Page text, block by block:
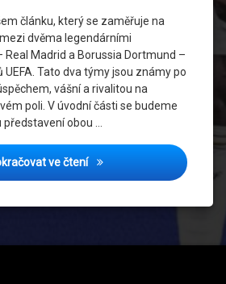
článku, který se zaměřuje na
dvěma legendárními
Madrid a Borussia Dortmund –
UEFA. Tato dva týmy jsou známy po
vášní a rivalitou na
poli. V úvodní části se budeme
obou …
ve čteníVýznamné zápasy: Real